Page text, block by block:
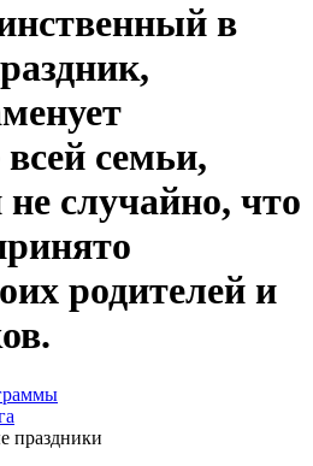
в
семьи,
не случайно, что
родителей и
праздники